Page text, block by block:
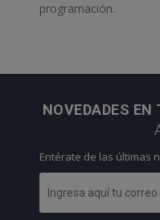
programación.
NOVEDADES EN
Entérate de las últimas